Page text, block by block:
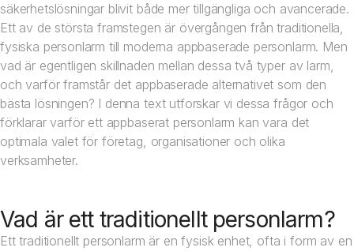
säkerhetslösningar blivit både mer tillgängliga och avancerade.
Ett av de största framstegen är övergången från traditionella,
fysiska personlarm till moderna appbaserade personlarm. Men
vad är egentligen skillnaden mellan dessa två typer av larm,
och varför framstår det appbaserade alternativet som den
bästa lösningen? I denna text utforskar vi dessa frågor och
förklarar varför ett appbaserat personlarm kan vara det
optimala valet för företag, organisationer och olika
verksamheter.
Vad är ett traditionellt personlarm?
Ett traditionellt personlarm är en fysisk enhet, ofta i form av en